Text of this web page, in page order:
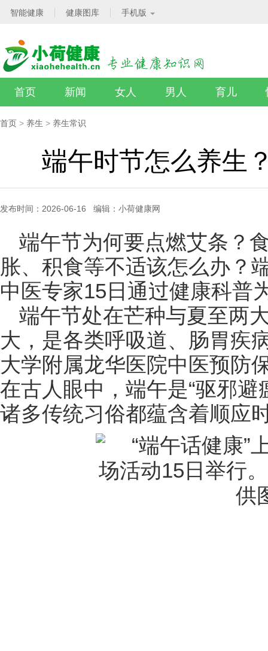
智能健康 健康图库 手机版
首页 新闻 女人 男人 育儿
首页 > 养生 > 养生常识
端午时节怎么养生
发布时间：2026-06-16 编辑：小荷健康网
端午节为何要点燃艾条？
胀、积食等不适该怎么办？
中医专家15日通过健康科普
端午节处在芒种与夏至两
大，是各类呼吸道、肠胃疾
大学附属龙华医院中医预防
在古人眼中，端午是“驱邪
诸多传统习俗都蕴含着顺应